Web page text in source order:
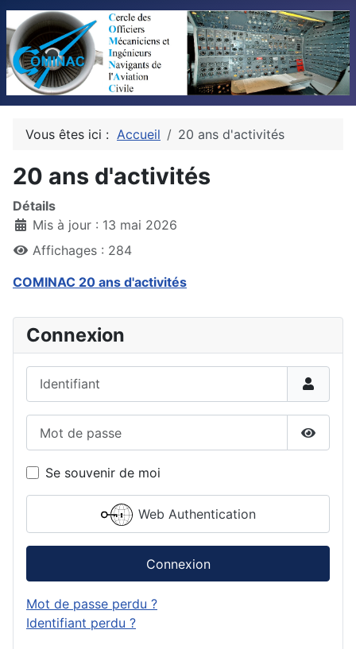
Connexion
Se souvenir de moi
Web Authentication
Connexion
Mot de passe perdu ?
Identifiant perdu ?
Vous êtes ici : Accueil 20 ans d'activités
20 ans d'activités
Détails
Mis à jour : 13 mai 2026
Affichages : 284
COMINAC 20 ans d'activités